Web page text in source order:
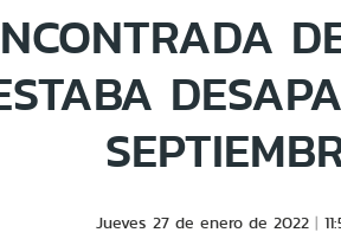
Jueves 27 de enero de 2022